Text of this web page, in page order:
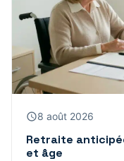
8 août 2026
Retraite
et âge